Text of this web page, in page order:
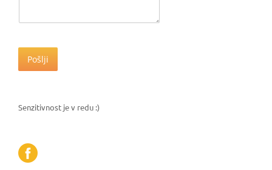
Pošlji
Senzitivnost je v redu :)